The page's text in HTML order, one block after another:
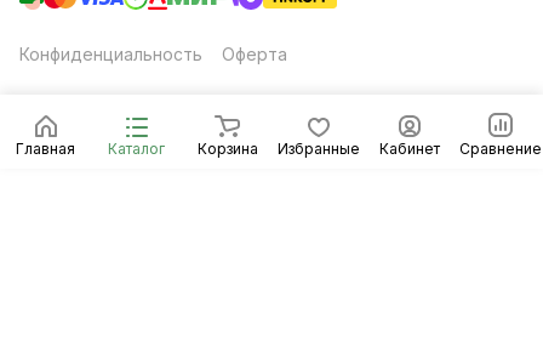
Главная Каталог Корзина Избранные Кабинет Сравнение
Конфиденциальность Оферта